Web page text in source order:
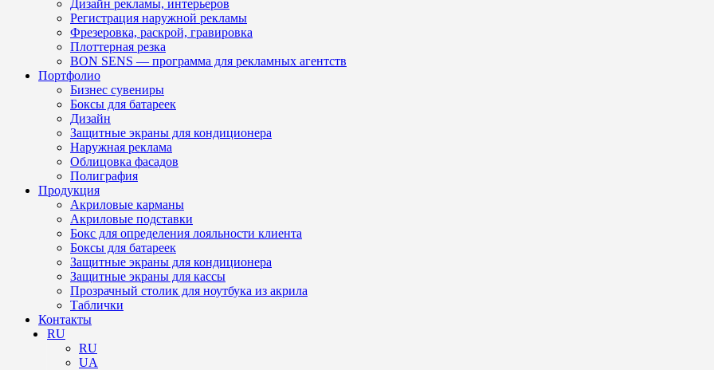
Дизайн рекламы, интерьеров
Регистрация наружной рекламы
Фрезеровка, раскрой, гравировка
Плоттерная резка
BON SENS — программа для рекламных агентств
Портфолио
Бизнес сувениры
Боксы для батареек
Дизайн
Защитные экраны для кондиционера
Наружная реклама
Облицовка фасадов
Полиграфия
Продукция
Акриловые карманы
Акриловые подставки
Бокс для определения лояльности клиента
Боксы для батареек
Защитные экраны для кондиционера
Защитные экраны для кассы
Прозрачный столик для ноутбука из акрила
Таблички
Контакты
RU
RU
UA